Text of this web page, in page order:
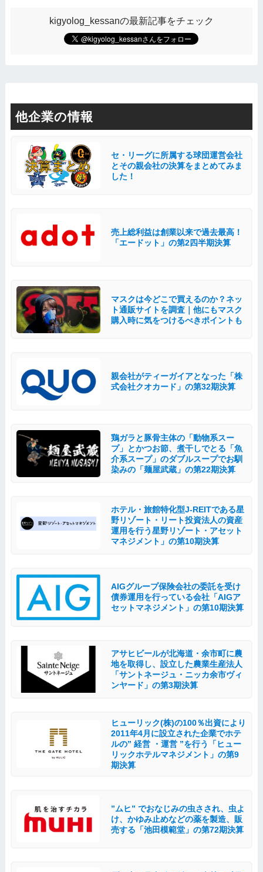
kigyolog_kessanの最新記事をチェック
他企業の情報
セ・リーグに所属する球団運営会社
とその親会社の決算をまとめてみま
した！
売上総利益は創業以来で過去最高！
「エードット」の第2四半期決算
マスクは今どこで買えるのか？ネッ
ト通販サイトを調査｜他にもマスク
購入時に気をつけるべきポイントも
親会社がティーガイアとなった「株
式会社クオカード」の第32期決算
鶏ガラと豚骨主体の「動物系スー
プ」とかつお節、煮干しでとる「魚
介系スープ」のダブルスープでお馴
染みの「麺屋武蔵」の第22期決算
ホテル・旅館特化型J-REITである星
野リゾート・リート投資法人の資産
運用を行う星野リゾート・アセット
マネジメント」の第10期決算
AIGグループ保険会社の委託を受け
債券運用を行っている会社「AIGア
セットマネジメント」の第10期決算
アサヒビールが北海道・余市町に農
地を取得し、設立した農業生産法人
「サントネージュ・ニッカ余市ヴィ
ンヤード」の第3期決算
ヒューリック(株)の100％出資により
2011年4月に設立された企業でホテ
ルの” 経営 ・運営 ”を行う「ヒュー
リックホテルマネジメント」の第9
期決算
”ムヒ” でおなじみの虫さされ、虫よ
け、かゆみ止めなどの薬を製造、販
売する「池田模範堂」の第72期決算